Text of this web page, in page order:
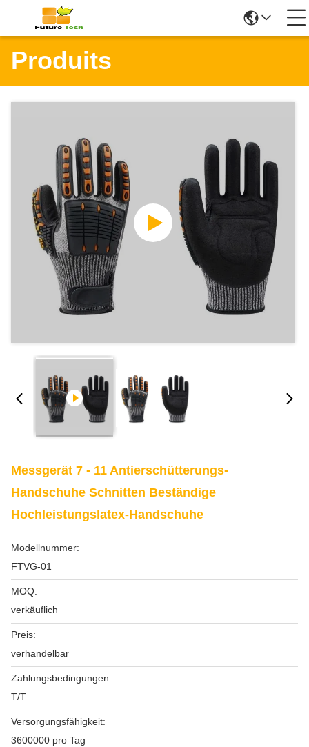
Produits
Messgerät 7 - 11 Antierschütterungs-
Handschuhe Schnitten Beständige
Hochleistungslatex-Handschuhe
Modellnummer:
FTVG-01
MOQ:
verkäuflich
Preis:
verhandelbar
Zahlungsbedingungen:
T/T
Versorgungsfähigkeit:
3600000 pro Tag